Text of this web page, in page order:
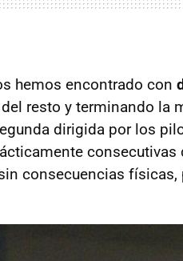
hemos encontrado con
resto y terminando la
dirigida por los
consecutivas
consecuencias físicas,